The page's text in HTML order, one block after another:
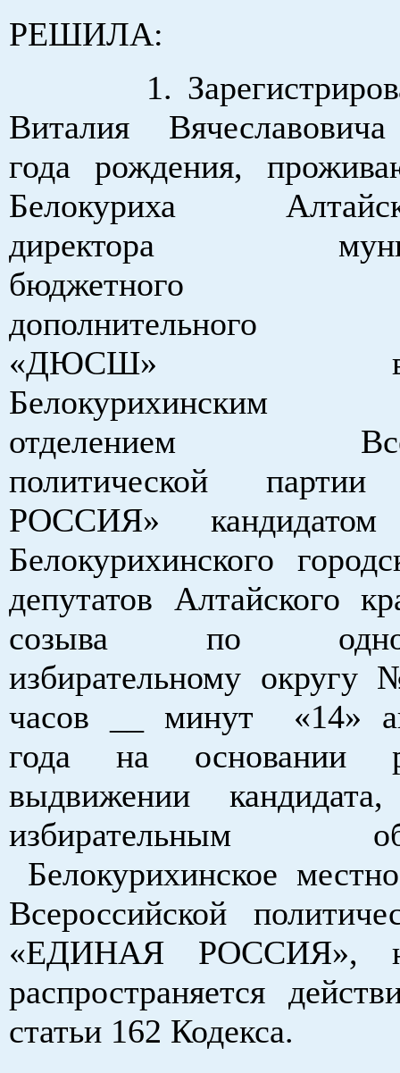
РЕШИЛА:
1.
Виталия
года рождения,
Белокуриха
директора
бюджетного
дополнительного
«ДЮСШ»
Белокурихинским
отделением
политической
РОССИЯ» кандидатом
Белокурихинского
депутатов Алтайского
созыва по
избирательному
часов __ минут «14»
года на основании
выдвижении
избирательным
Белокурихинское
Всероссийской
«ЕДИНАЯ РОССИЯ»,
распространяется
статьи 162 Кодекса.